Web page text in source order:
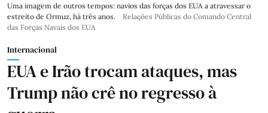
Uma imagem de outros tempos: navios das forças dos EUA a atravessar o
estreito de Ormuz, há três anos.
Relações Públicas do Comando Central
das Forças Navais dos EUA
Internacional
EUA e Irão trocam ataques, mas
Trump não crê no regresso à